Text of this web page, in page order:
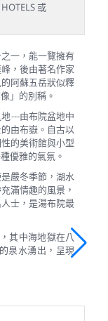
或
一，能一覽擁有
，後由著名作家
阿蘇五岳狀似釋
」的別稱。
---由布院盆地中
由布嶽。自古以
的美術館與小型
優雅的氣氛。
嚴冬季節，湖水
滿情趣的風景，
士，是湯布院最
其中海地獄在八
泉水湧出，呈現